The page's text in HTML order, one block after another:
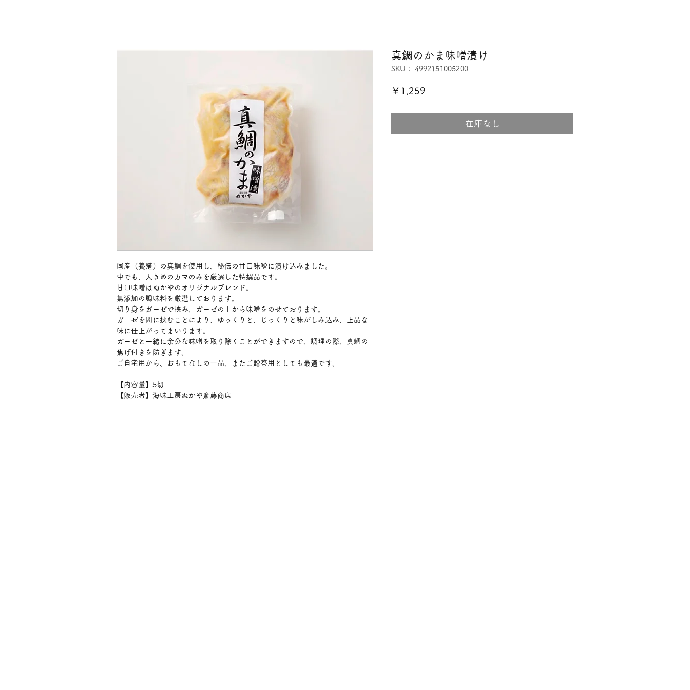
国産（養殖）の真鯛を使用し、秘伝の甘口味噌に漬け込みました。
中でも、大きめのカマのみを厳選した特撰品です。
甘口味噌はぬかやのオリジナルブレンド。
無添加の調味料を厳選しております。
切り身をガーゼで挟み、ガーゼの上から味噌をのせております。
ガーゼを間に挟むことにより、ゆっくりと、じっくりと味がしみ込み、上品な
味に仕上がってまいります。
ガーゼと一緒に余分な味噌を取り除くことができますので、調理の際、真鯛の
焦げ付きを防ぎます。
ご自宅用から、おもてなしの一品、またご贈答用としても最適です。
【内容量】5切
【販売者】海味工房ぬかや斎藤商店
真鯛のかま味噌漬け
SKU： 4992151005200
￥1,259
在庫なし